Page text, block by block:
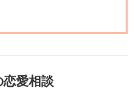
てとても微妙な関係性
恋愛相談